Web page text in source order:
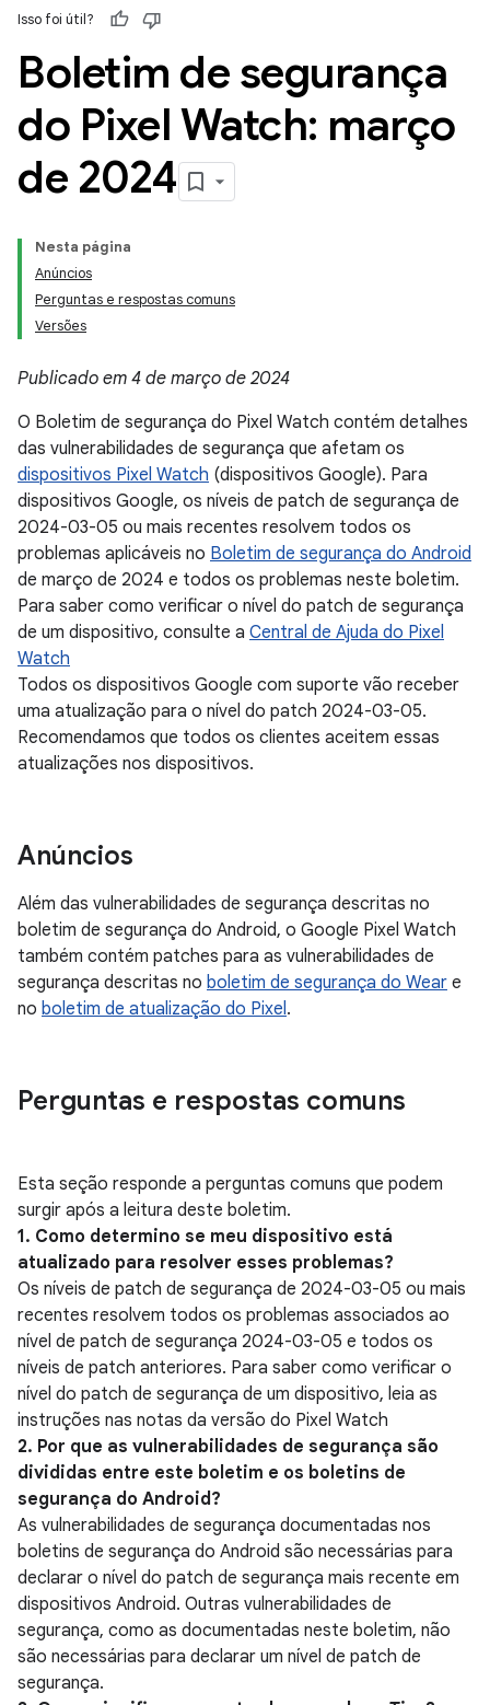
Isso foi útil?
Boletim de segurança
do Pixel Watch: março
de 2024
Nesta página
Anúncios
Perguntas e respostas comuns
Versões
Publicado em 4 de março de 2024
O Boletim de segurança do Pixel Watch contém detalhes
das vulnerabilidades de segurança que afetam os
dispositivos Pixel Watch (dispositivos Google). Para
dispositivos Google, os níveis de patch de segurança de
2024-03-05 ou mais recentes resolvem todos os
problemas aplicáveis no Boletim de segurança do Android
de março de 2024 e todos os problemas neste boletim.
Para saber como verificar o nível do patch de segurança
de um dispositivo, consulte a Central de Ajuda do Pixel
Watch
Todos os dispositivos Google com suporte vão receber
uma atualização para o nível do patch 2024-03-05.
Recomendamos que todos os clientes aceitem essas
atualizações nos dispositivos.
Anúncios
Além das vulnerabilidades de segurança descritas no
boletim de segurança do Android, o Google Pixel Watch
também contém patches para as vulnerabilidades de
segurança descritas no boletim de segurança do Wear e
no boletim de atualização do Pixel.
Perguntas e respostas comuns
Esta seção responde a perguntas comuns que podem
surgir após a leitura deste boletim.
1. Como determino se meu dispositivo está
atualizado para resolver esses problemas?
Os níveis de patch de segurança de 2024-03-05 ou mais
recentes resolvem todos os problemas associados ao
nível de patch de segurança 2024-03-05 e todos os
níveis de patch anteriores. Para saber como verificar o
nível do patch de segurança de um dispositivo, leia as
instruções nas notas da versão do Pixel Watch
2. Por que as vulnerabilidades de segurança são
divididas entre este boletim e os boletins de
segurança do Android?
As vulnerabilidades de segurança documentadas nos
boletins de segurança do Android são necessárias para
declarar o nível do patch de segurança mais recente em
dispositivos Android. Outras vulnerabilidades de
segurança, como as documentadas neste boletim, não
são necessárias para declarar um nível de patch de
segurança.